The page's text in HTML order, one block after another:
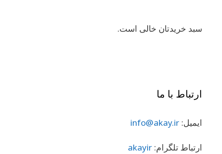
سبد خریدتان خالی است.
ارتباط با ما
ایمیل: info@akay.ir
ارتباط تلگرام: akayir